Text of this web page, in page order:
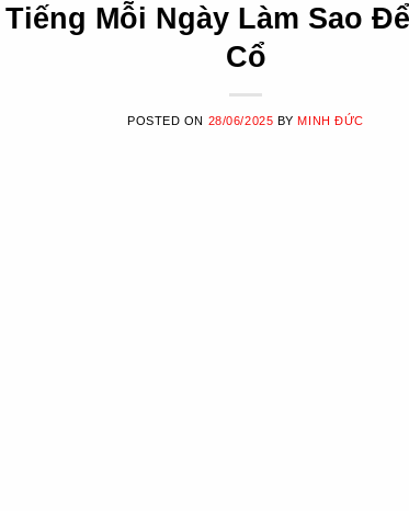
Mỗi Ngày Làm Sao
Cổ
POSTED ON 28/06/2025 BYMINH ĐỨC